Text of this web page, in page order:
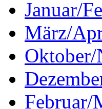
Januar/
März/
Oktober/
Februar/